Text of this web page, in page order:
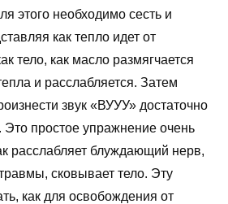
этого необходимо сесть и
как тепло идет от
тело, как масло размягчается
и расслабляется. Затем
звук «ВУУУ» достаточно
простое упражнение очень
расслабляет блуждающий нерв,
сковывает тело. Эту
как для освобождения от